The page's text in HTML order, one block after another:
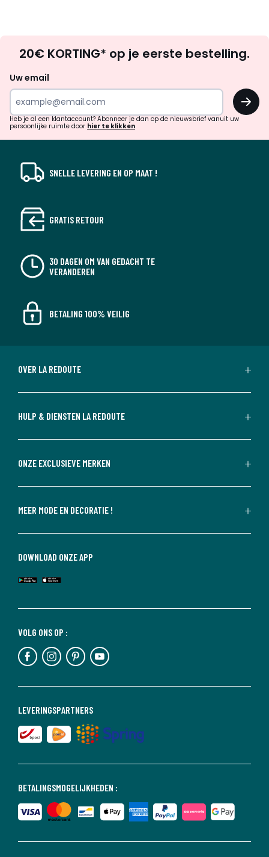
zoek
inspiratie
verrassingen?
20€ KORTING* op je eerste bestelling.
Uw email
OK
Heb je al een klantaccount? Abonneer je dan op de nieuwsbrief vanuit uw
persoonlijke ruimte door hier te klikken
SNELLE LEVERING EN OP MAAT !
GRATIS RETOUR
30 DAGEN OM VAN GEDACHT TE
VERANDEREN
BETALING 100% VEILIG
OVER LA REDOUTE
HULP & DIENSTEN LA REDOUTE
ONZE EXCLUSIEVE MERKEN
MEER MODE EN DECORATIE !
BETALINGSMOGELIJKHEDEN :
LEVERINGSPARTNERS
VOLG ONS OP :
DOWNLOAD ONZE APP